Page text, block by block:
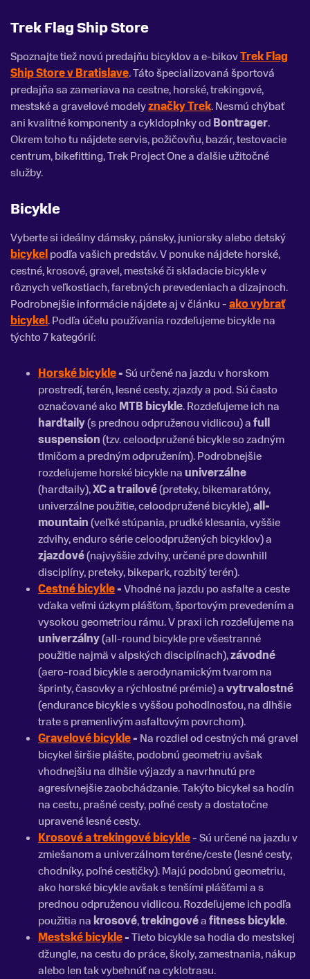
Trek Flag Ship Store
Spoznajte tiež novú predajňu bicyklov a e-bikovTrek Flag
Ship Store v Bratislave. Táto špecializovaná športová
predajňa sa zameriava na cestne, horské, trekingové,
mestské a gravelové modelyznačky Trek. Nesmú chýbať
ani kvalitné komponenty a cykldoplnky odBontrager.
Okrem toho tu nájdete servis, požičovňu, bazár, testovacie
centrum, bikefitting, Trek Project One a ďalšie užitočné
služby.
Bicykle
Vyberte si ideálny dámsky, pánsky, juniorsky alebo detský
bicykelpodľa vašich predstáv. V ponuke nájdete horské,
cestné, krosové, gravel, mestské či skladacie bicykle v
rôznych veľkostiach, farebných prevedeniach a dizajnoch.
Podrobnejšie informácie nájdete aj v článku -ako vybrať
bicykel. Podľa účelu používania rozdeľujeme bicykle na
týchto 7 kategórií:
Horské bicykle-Sú určené na jazdu v horskom
prostredí, terén, lesné cesty, zjazdy a pod. Sú často
označované ako MTB bicykle. Rozdeľujeme ich na
hardtaily(s prednou odpruženou vidlicou) afull
suspension(tzv. celoodpružené bicykle so zadným
tlmičom a predným odpružením). Podrobnejšie
rozdeľujeme horské bicykle nauniverzálne
(hardtaily),XCa trailové(preteky, bikemaratóny,
univerzálne použitie, celoodpružené bicykle),all-
mountain(veľké stúpania, prudké klesania, vyššie
zdvihy, enduro série celoodpružených bicyklov) a
zjazdové(najvyššie zdvihy, určené pre downhill
disciplíny, preteky, bikepark, rozbitý terén).
Cestné bicykle-Vhodné na jazdu po asfalte a ceste
vďaka veľmi úzkym plášťom, športovým prevedením a
vysokou geometriou rámu. V praxi ich rozdeľujeme na
univerzálny(all-round bicykle pre všestranné
použitie najmä v alpských disciplínach),závodné
(aero-road bicykle s aerodynamickým tvarom na
šprinty, časovky a rýchlostné prémie) avytrvalostné
(endurance bicykle s vyššou pohodlnosťou, na dlhšie
trate s premenlivým asfaltovým povrchom).
Gravelové bicykle- Na rozdiel od cestných má gravel
bicykel širšie plášte, podobnú geometriu avšak
vhodnejšiu na dlhšie výjazdy a navrhnutú pre
agresívnejšie zaobchádzanie. Takýto bicykel sa hodín
na cestu, prašné cesty, poľné cesty a dostatočne
upravené lesné cesty.
Krosové a trekingové bicykle- Sú určené na jazdu v
zmiešanom a univerzálnom teréne/ceste (lesné cesty,
chodníky, poľné cestičky). Majú podobnú geometriu,
ako horské bicykle avšak s tenšími plášťami a s
prednou odpruženou vidlicou. Rozdeľujeme ich podľa
použitia na krosové,trekingovéafitness bicykle.
Mestské bicykle-Tieto bicykle sa hodia do mestskej
džungle, na cestu do práce, školy, zamestnania, nákup
alebo len tak vybehnúť na cyklotrasu.